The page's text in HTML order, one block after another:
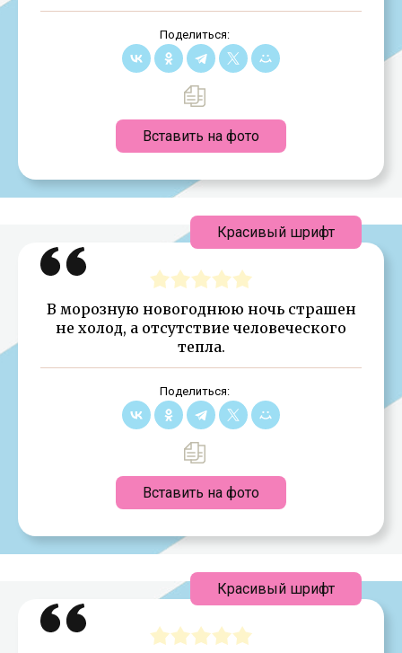
Поделиться:
Вставить на фото
В морозную новогоднюю ночь страшен
не холод, а отсутствие человеческого
тепла.
Поделиться:
Вставить на фото
Красивый шрифт
Красивый шрифт